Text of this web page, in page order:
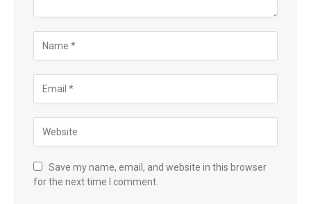
Save my name, email, and website in this browser
for the next time I comment.